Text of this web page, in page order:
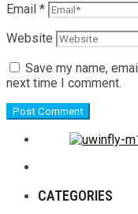
Email *
Website
Save my name,
next time I comment.
CATEGORIES